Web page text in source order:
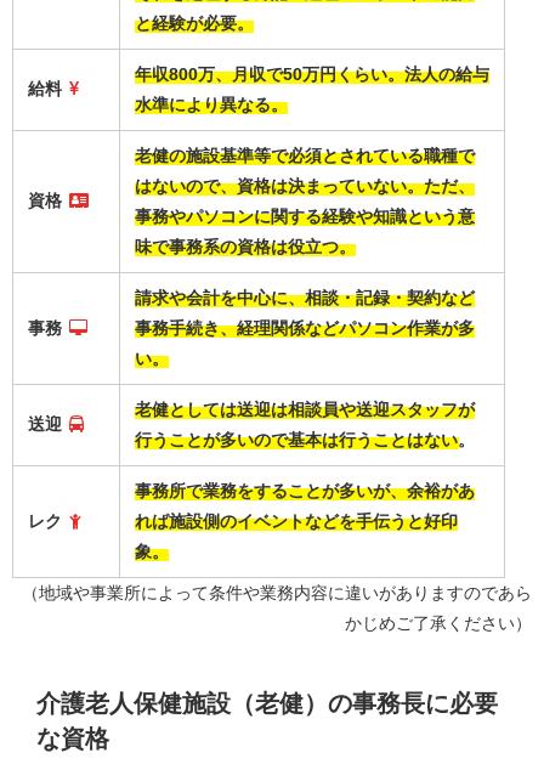
と経験が必要。
給料
年収800万、月収で50万円くらい。法人の給与
水準により異なる。
資格
老健の施設基準等で必須とされている職種で
はないので、資格は決まっていない。ただ、
事務やパソコンに関する経験や知識という意
味で事務系の資格は役立つ。
事務
請求や会計を中心に、相談・記録・契約など
事務手続き、経理関係などパソコン作業が多
い。
送迎
老健としては送迎は相談員や送迎スタッフが
行うことが多いので基本は行うことはない。
レク
事務所で業務をすることが多いが、余裕があ
れば施設側のイベントなどを手伝うと好印
象。
（地域や事業所によって条件や業務内容に違いがありますのであら
かじめご了承ください）
介護老人保健施設（老健）の事務長に必要
な資格